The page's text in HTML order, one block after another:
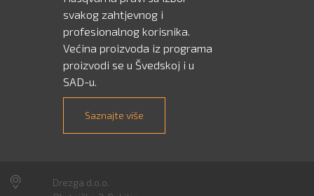
svakog zahtjevnog i
profesionalnog korisnika.
Većina proizvoda iz programa
proizvodi se u Švedskoj i u
SAD-u.
Saznajte više
Drezga d.o.o.